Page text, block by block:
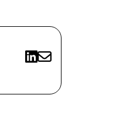
X LinkedIn
E-mail